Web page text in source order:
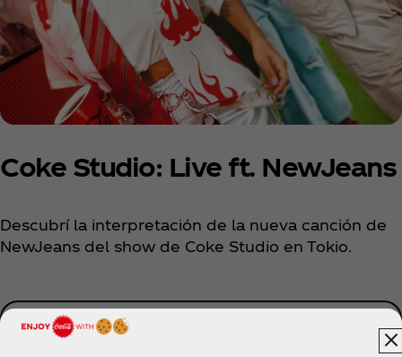
Coke Studio: Live ft. NewJeans
Descubrí la interpretación de la nueva canción de
NewJeans del show de Coke Studio en Tokio.